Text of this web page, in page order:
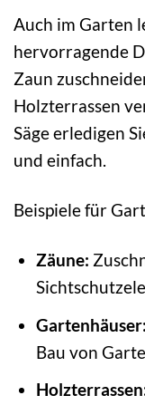
Auch im Garten
hervorragende
Zaun
Holzterrassen
Säge erledigen
und einfach.
Beispiele für
Zäune:
Gartenhäuser:
Bau von